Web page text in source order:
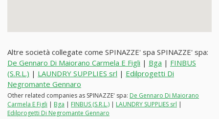
Altre società collegate come SPINAZZE' spa SPINAZZE' spa:
De Gennaro Di Maiorano Carmela E Figli | Bga | FINBUS
(S.R.L.) | LAUNDRY SUPPLIES srl | Edilprogetti Di
Negromante Gennaro
Other related companies as SPINAZZE' spa: De Gennaro Di Maiorano
Carmela E Figli | Bga | FINBUS (S.R.L.) | LAUNDRY SUPPLIES srl |
Edilprogetti Di Negromante Gennaro